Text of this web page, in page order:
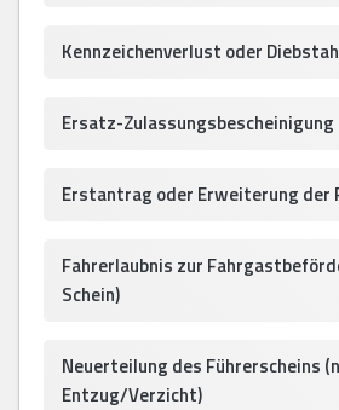
Kennzeichenverlust oder
Ersatz-Zulassungsbescheinigung
Erstantrag oder Erweiterung der
Fahrerlaubnis zur
Schein)
Neuerteilung des Führerscheins
Entzug/Verzicht)